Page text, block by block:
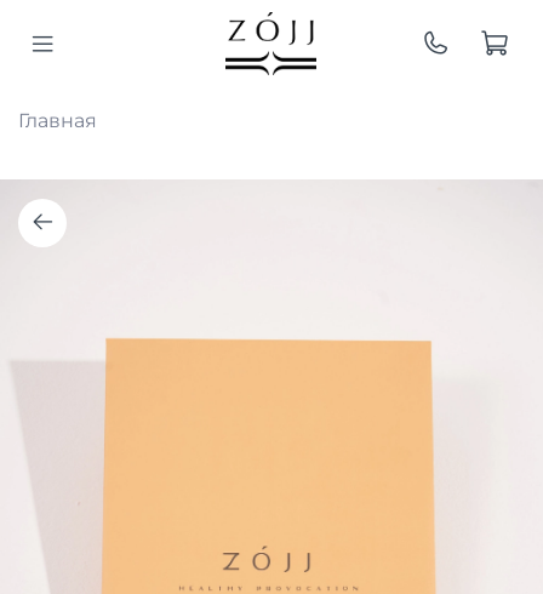
Главная